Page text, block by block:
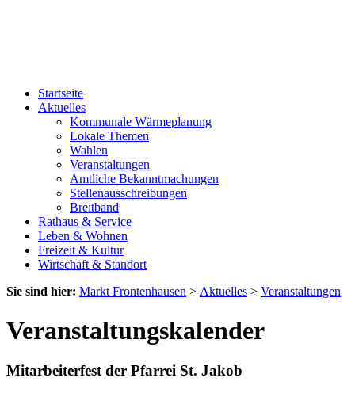
Startseite
Aktuelles
Kommunale Wärmeplanung
Lokale Themen
Wahlen
Veranstaltungen
Amtliche Bekanntmachungen
Stellenausschreibungen
Breitband
Rathaus & Service
Leben & Wohnen
Freizeit & Kultur
Wirtschaft & Standort
Sie sind hier: Markt Frontenhausen > Aktuelles > Veranstaltungen
Veranstaltungskalender
Mitarbeiterfest der Pfarrei St. Jakob